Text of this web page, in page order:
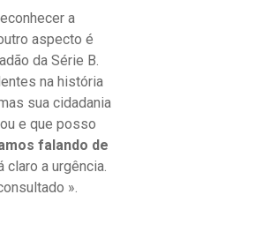
a
aspecto é
da Série B.
na história
sua cidadania
e que posso
falando de
claro a urgência.
».